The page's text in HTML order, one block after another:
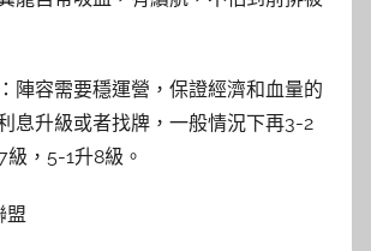
陣容需要穩運營，保證經濟和血量的
息升級或者找牌，一般情況下再3-2
，5-1升8級。
盟